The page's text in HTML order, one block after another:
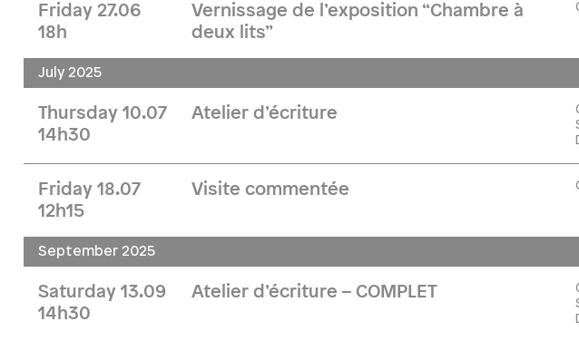
Friday 27.06
18h
Vernissage de l’exposition “Chambre à
deux lits”
July 2025
Thursday 10.07
14h30
Atelier d’écriture
Friday 18.07
12h15
Visite commentée
September 2025
Saturday 13.09
14h30
Atelier d’écriture – COMPLET